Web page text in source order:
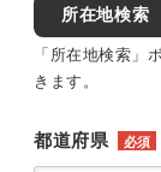
所在地検索
「所在地検索」
きます。
都道府県 必須